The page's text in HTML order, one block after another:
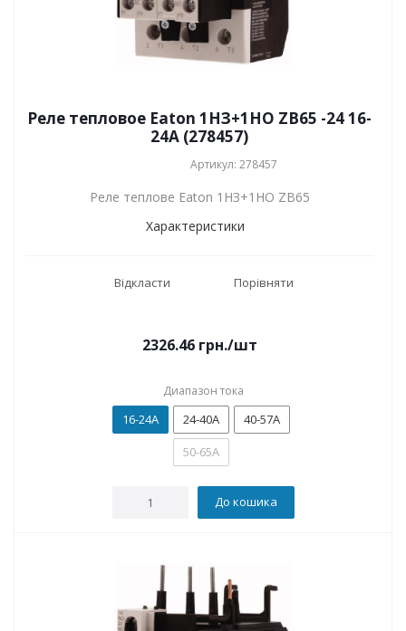
Реле тепловое Eaton 1НЗ+1НО ZB65 -24 16-
24A (278457)
Артикул: 278457
Реле теплове Eaton 1НЗ+1НО ZB65
Характеристики
Відкласти Порівняти
2326.46 грн./шт
Диапазон тока
16-24A 24-40A
40-57A
50-65A
До кошика